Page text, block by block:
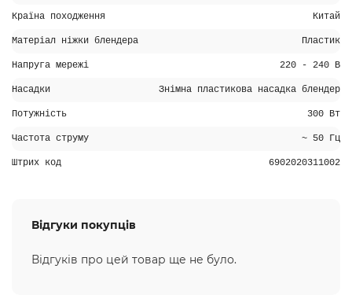
Країна походження Китай
Матеріал ніжки блендера Пластик
Напруга мережі 220 - 240 В
Насадки Знімна пластикова насадка блендер
Потужність 300 Вт
Частота струму ~ 50 Гц
Штрих код 6902020311002
Відгуки покупців
Відгуків про цей товар ще не було.